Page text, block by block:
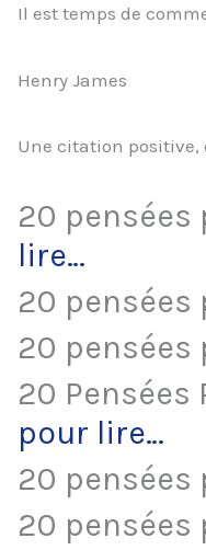
Il est temps de
Henry James
Une citation positive,
20
lire…
20 pensées
20
20
pour lire…
20 pensées
20